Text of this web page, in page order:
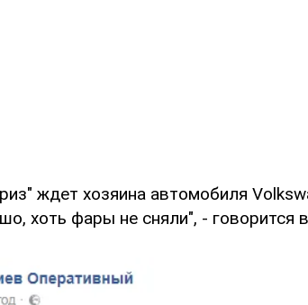
ждет хозяина автомобиля
хоть фары не сняли", - говорится